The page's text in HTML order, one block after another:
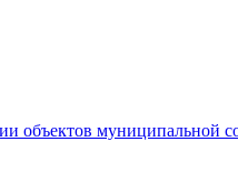
объектов муниципальной